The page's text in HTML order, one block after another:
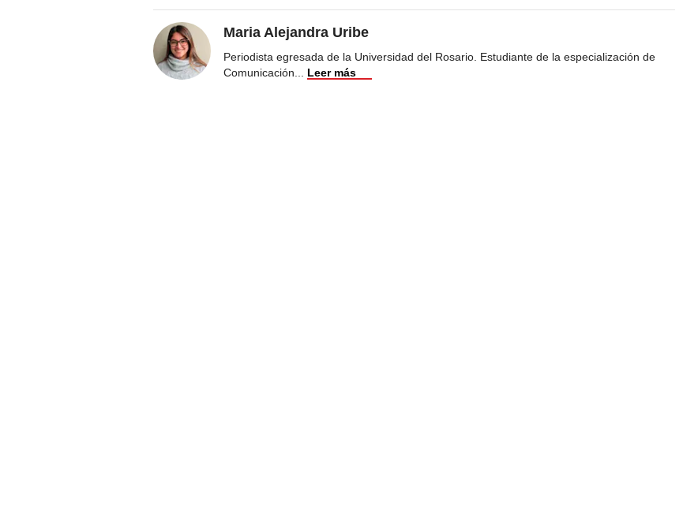
Maria Alejandra Uribe
Periodista egresada de la Universidad del Rosario. Estudiante de la especialización de
Comunicación
Leer más